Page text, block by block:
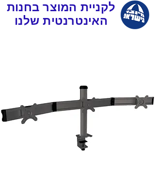
לקניית המוצר בחנות
האינטרנטית שלנו